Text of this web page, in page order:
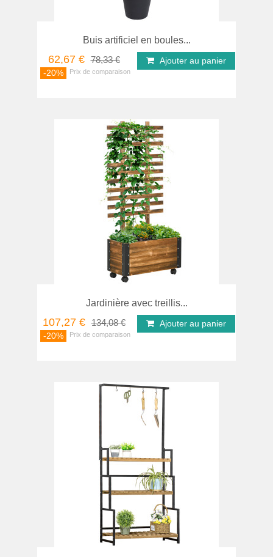
Buis artificiel en boules...
62,67 € 78,33 €
-20%
Ajouter au panier
Jardinière avec treillis...
107,27 € 134,08 €
-20%
Ajouter au panier